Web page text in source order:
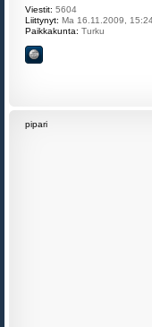
Viestit: 5604
Liittynyt: Ma 16.11.2009,
Paikkakunta: Turku
pipari